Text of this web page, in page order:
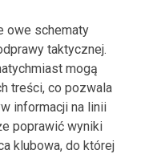
owe schematy
taktycznej.
mogą
treści, co pozwala
informacji na linii
poprawić wyniki
klubowa, do której